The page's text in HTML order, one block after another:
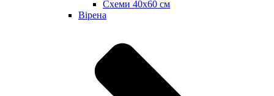
Схеми 40х60 см
Вірена